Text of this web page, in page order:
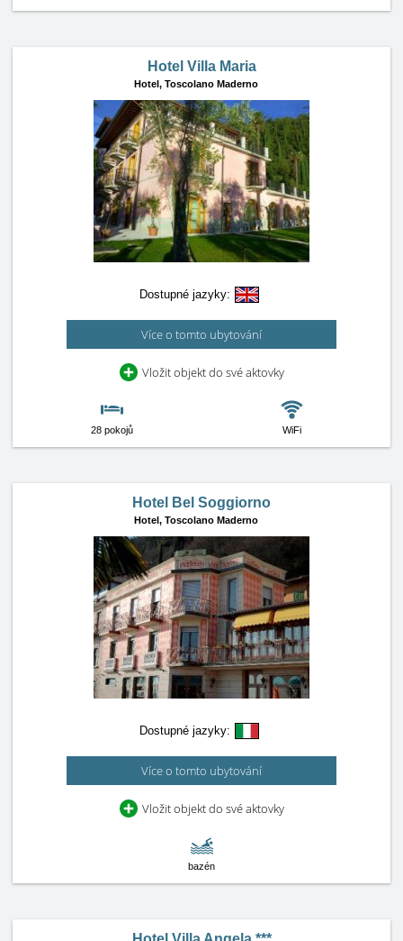
Hotel Villa Maria
Hotel, Toscolano Maderno
Dostupné jazyky:
Více o tomto ubytování
Vložit objekt do své aktovky
28 pokojů WiFi
Hotel Bel Soggiorno
Hotel, Toscolano Maderno
Dostupné jazyky:
Více o tomto ubytování
Vložit objekt do své aktovky
bazén